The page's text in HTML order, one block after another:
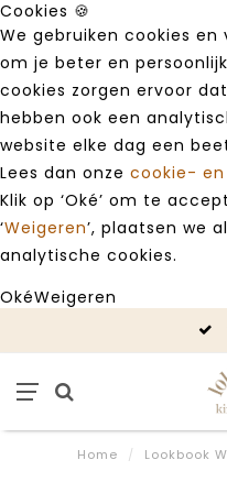
Cookies 🍪
We gebruiken cookies
om je beter en
cookies zorgen ervoor
hebben ook een
website elke dag een
Lees dan onze cookie-
Klik op ‘Oké’ om te
‘Weigeren’, plaatsen we
analytische cookies.
OkéWeigeren
Home / Lookbook